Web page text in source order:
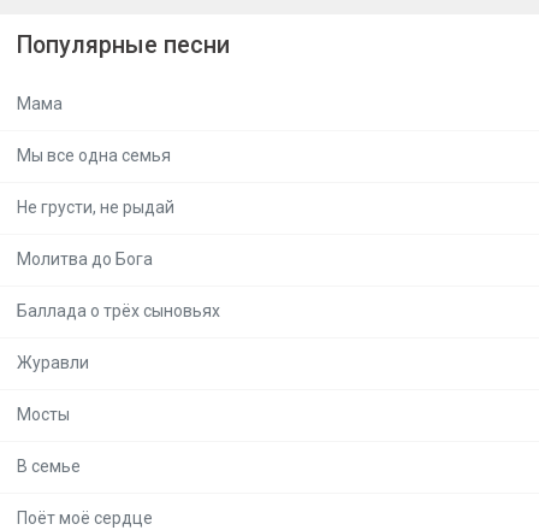
Популярные песни
Мама
Мы все одна семья
Не грусти, не рыдай
Молитва до Бога
Баллада о трёх сыновьях
Журавли
Мосты
В семье
Поёт моё сердце